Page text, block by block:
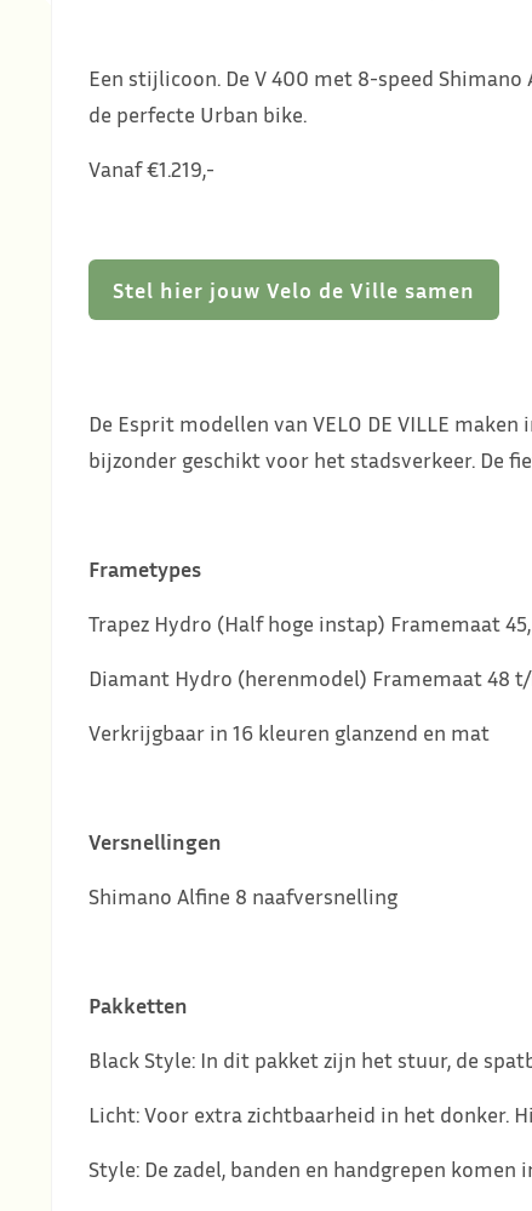
Een stijlicoon. De V 400 met 8-speed
de perfecte Urban bike.
Vanaf €1.219,-
Stel hier jouw Velo de Ville samen
De Esprit modellen van VELO DE VILLE
bijzonder geschikt voor het stadsverkeer. De
Frametypes
Trapez Hydro (Half hoge instap) Framemaat
Diamant Hydro (herenmodel) Framemaat 48
Verkrijgbaar in 16 kleuren glanzend en mat
Versnellingen
Shimano Alfine 8 naafversnelling
Pakketten
Black Style: In dit pakket zijn het stuur, de
Licht: Voor extra zichtbaarheid in het donker.
Style: De zadel, banden en handgrepen